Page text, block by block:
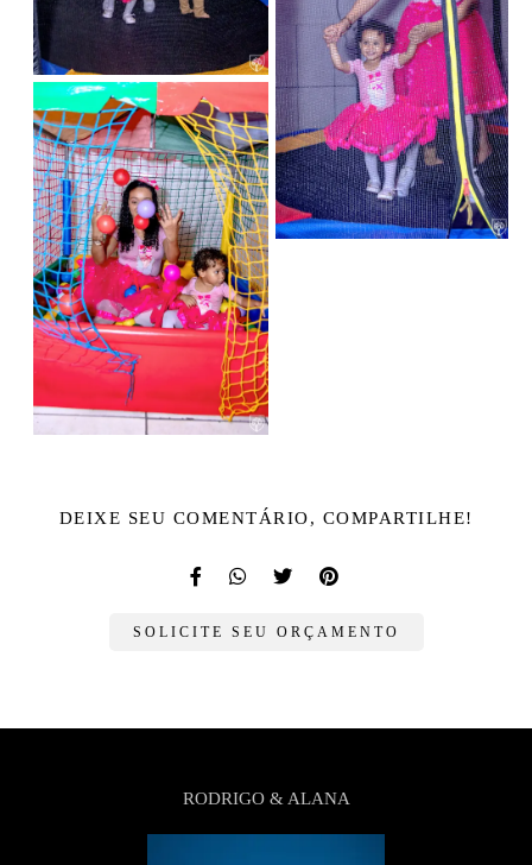
DEIXE SEU COMENTÁRIO, COMPARTILHE!
SOLICITE SEU ORÇAMENTO
RODRIGO & ALANA